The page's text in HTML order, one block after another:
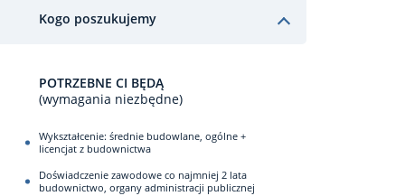
Kogo poszukujemy
POTRZEBNE CI BĘDĄ
(wymagania niezbędne)
Wykształcenie: średnie budowlane, ogólne +
licencjat z budownictwa
Doświadczenie zawodowe co najmniej 2 lata
budownictwo, organy administracji publicznej